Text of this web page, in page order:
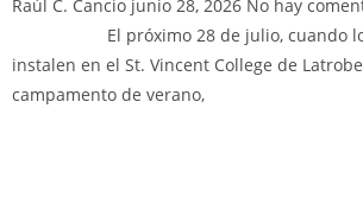
Raúl C. Cancio junio 28, 2026 No hay
El próximo 28 de julio, cuando los
instalen en el St. Vincent College de
campamento de verano,